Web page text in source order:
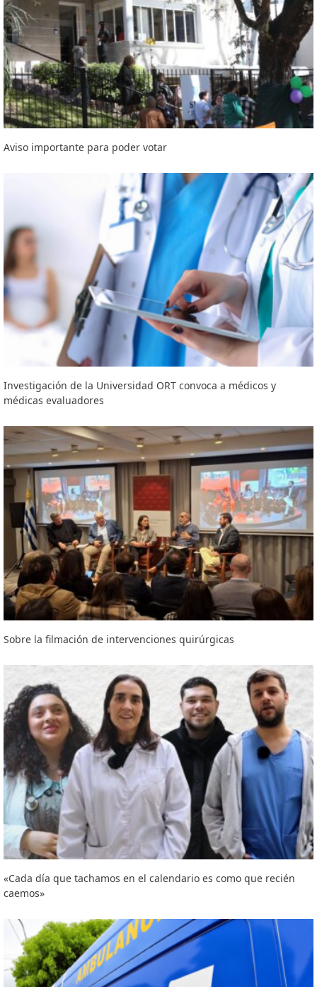
Aviso importante para poder votar
Investigación de la Universidad ORT convoca a médicos y
médicas evaluadores
Sobre la filmación de intervenciones quirúrgicas
«Cada día que tachamos en el calendario es como que recién
caemos»